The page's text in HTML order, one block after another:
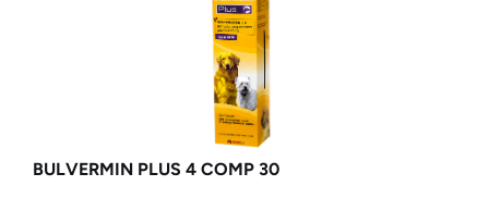
BULVERMIN PLUS 4 COMP 30